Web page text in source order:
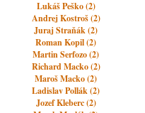
Lukáš Peško (2)
Andrej Kostroš (2)
Juraj Straňák (2)
Roman Kopil (2)
Martin Serfozo (2)
Richard Macko (2)
Maroš Macko (2)
Ladislav Pollák (2)
Jozef Kleberc (2)